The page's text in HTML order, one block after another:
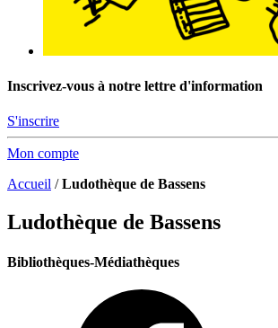
Inscrivez-vous à notre lettre d'information
S'inscrire
Mon compte
Accueil /Ludothèque de Bassens
Ludothèque de Bassens
Bibliothèques-Médiathèques